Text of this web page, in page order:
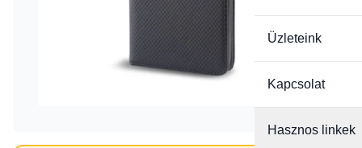
Üzleteink
Kapcsolat
Hasznos linkek